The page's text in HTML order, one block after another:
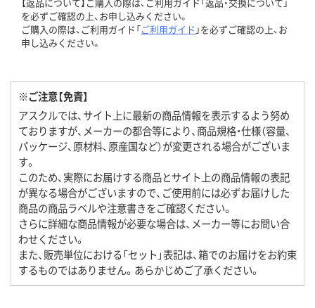
を必ずご確認の上、お申し込みください。
ご購入の際は、ご利用ガイド「ご利用ガイド 」を必ずご確認の上、お
申し込みください。
※ご注意【免責】
アスクルでは、サイト上に最新の商品情報を表示するよう努め
ておりますが、メーカーの都合等により、商品規格・仕様（容量、
パッケージ、原材料、原産国など）が変更される場合がございま
す。
このため、実際にお届けする商品とサイト上の商品情報の表記
が異なる場合がございますので、ご使用前には必ずお届けした
商品の商品ラベルや注意書きをご確認ください。
さらに詳細な商品情報が必要な場合は、メーカー等にお問い合
わせください。
また、販売単位における「セット」表記は、箱でのお届けをお約束
するものではありません。あらかじめご了承ください。